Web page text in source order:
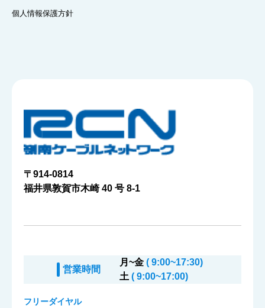
個人情報保護方針
〒914-0814
福井県敦賀市木崎 40 号 8-1
営業時間
月~金 ( 9:00~17:30)
土 ( 9:00~17:00)
フリーダイヤル